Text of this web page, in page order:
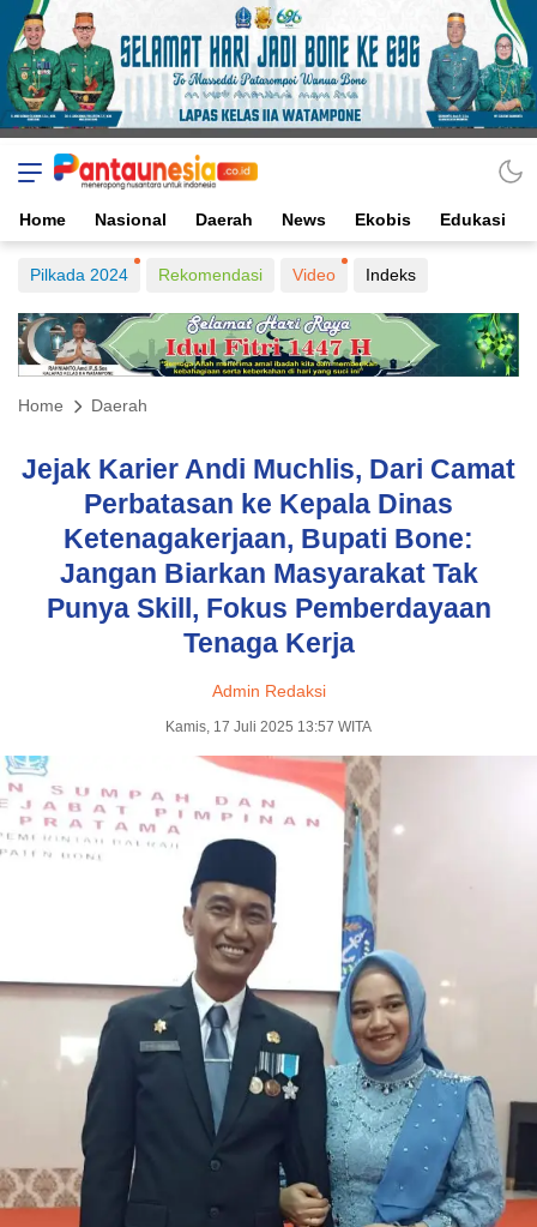
Home Nasional Daerah News Ekobis Edukasi
Pilkada 2024 Rekomendasi Video Indeks
Home Daerah
Jejak Karier Andi Muchlis, Dari Camat
Perbatasan ke Kepala Dinas
Ketenagakerjaan, Bupati Bone:
Jangan Biarkan Masyarakat Tak
Punya Skill, Fokus Pemberdayaan
Tenaga Kerja
Admin Redaksi
Kamis, 17 Juli 2025 13:57 WITA